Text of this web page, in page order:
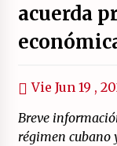
acuerda
Vie Jun 19 ,
Breve
régimen cubano